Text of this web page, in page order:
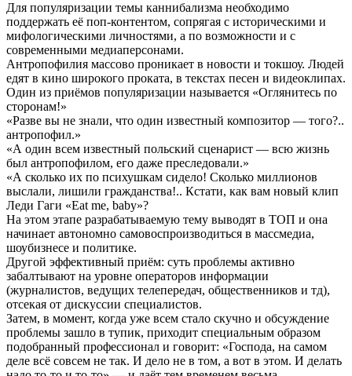
Для популяризации темы каннибализма необходимо
поддержать её поп-контентом, сопрягая с историческими и
мифологическими личностями, а по возможности и с
современными медиаперсонами.
Антропофилия массово проникает в новости и токшоу. Людей
едят в кино широкого проката, в текстах песен и видеоклипах.
Один из приёмов популяризации называется «Оглянитесь по
сторонам!»
«Разве вы не знали, что один известный композитор — того?..
антропофил.»
«А один всем известный польский сценарист — всю жизнь
был антропофилом, его даже преследовали.»
«А сколько их по психушкам сидело! Сколько миллионов
выслали, лишили гражданства!.. Кстати, как вам новый клип
Леди Гаги «Eat me, baby»?
На этом этапе разрабатываемую тему выводят в ТОП и она
начинает автономно самовоспроизводиться в массмедиа,
шоубизнесе и политике.
Другой эффективный приём: суть проблемы активно
забалтывают на уровне операторов информации
(журналистов, ведущих телепередач, общественников и тд),
отсекая от дискуссии специалистов.
Затем, в момент, когда уже всем стало скучно и обсуждение
проблемы зашло в тупик, приходит специальным образом
подобранный профессионал и говорит: «Господа, на самом
деле всё совсем не так. И дело не в том, а вот в этом. И делать